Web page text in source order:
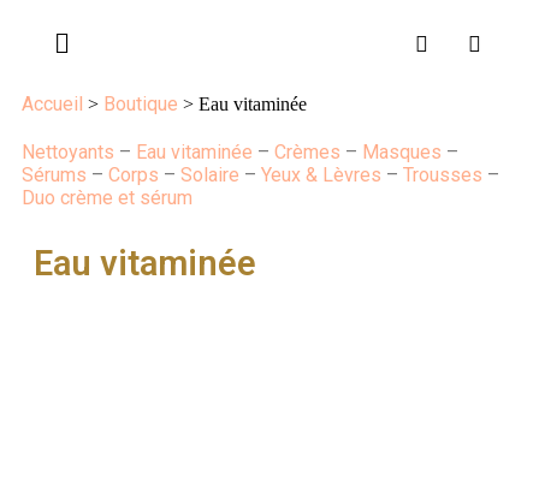
Accueil > Boutique > Eau vitaminée
Nettoyants – Eau vitaminée – Crèmes – Masques –
Sérums – Corps – Solaire – Yeux & Lèvres – Trousses –
Duo crème et sérum
Eau vitaminée